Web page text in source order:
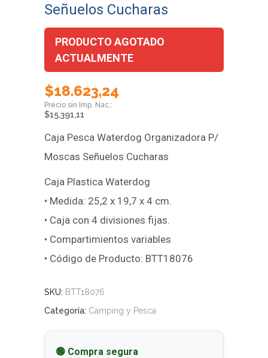
Señuelos Cucharas
PRODUCTO AGOTADO
ACTUALMENTE
$18.623,24
$15.391,11
Caja Pesca Waterdog Organizadora P/
Moscas Señuelos Cucharas
Caja Plastica Waterdog
• Medida: 25,2 x 19,7 x 4 cm.
• Caja con 4 divisiones fijas.
• Compartimientos variables
• Código de Producto: BTT18076
SKU: BTT18076
Categoría: Camping y Pesca
🟢 Compra segura